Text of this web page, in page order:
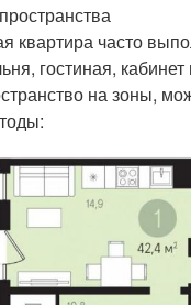
квартира часто
гостиная,
на зоны,